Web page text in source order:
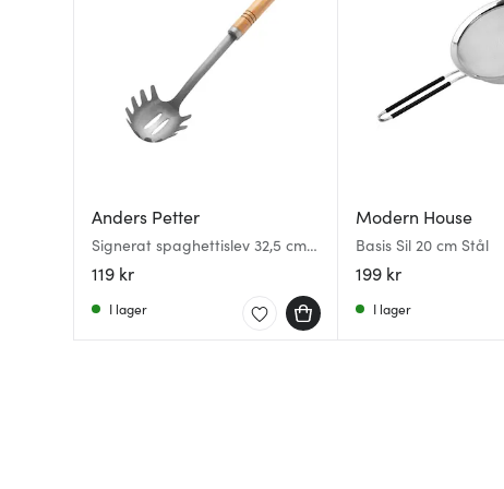
Anders Petter
Signerat spaghettislev 32,5 cm
akacia
119 kr
I lager
Modern House
Basis Sil 20 cm Stål
199 kr
I lager